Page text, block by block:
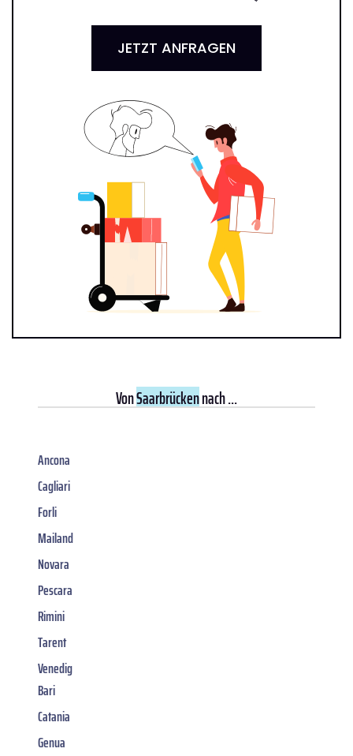
JETZT ANFRAGEN
VonSaarbrückennach ...
Ancona
Cagliari
Forli
Mailand
Novara
Pescara
Rimini
Tarent
Venedig
Bari
Catania
Genua